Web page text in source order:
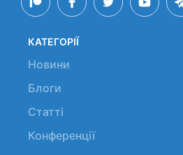
КАТЕГОРІЇ
Новини
Блоги
Статті
Конференції